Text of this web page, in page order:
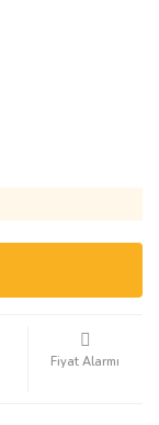
Fiyat Alarmı